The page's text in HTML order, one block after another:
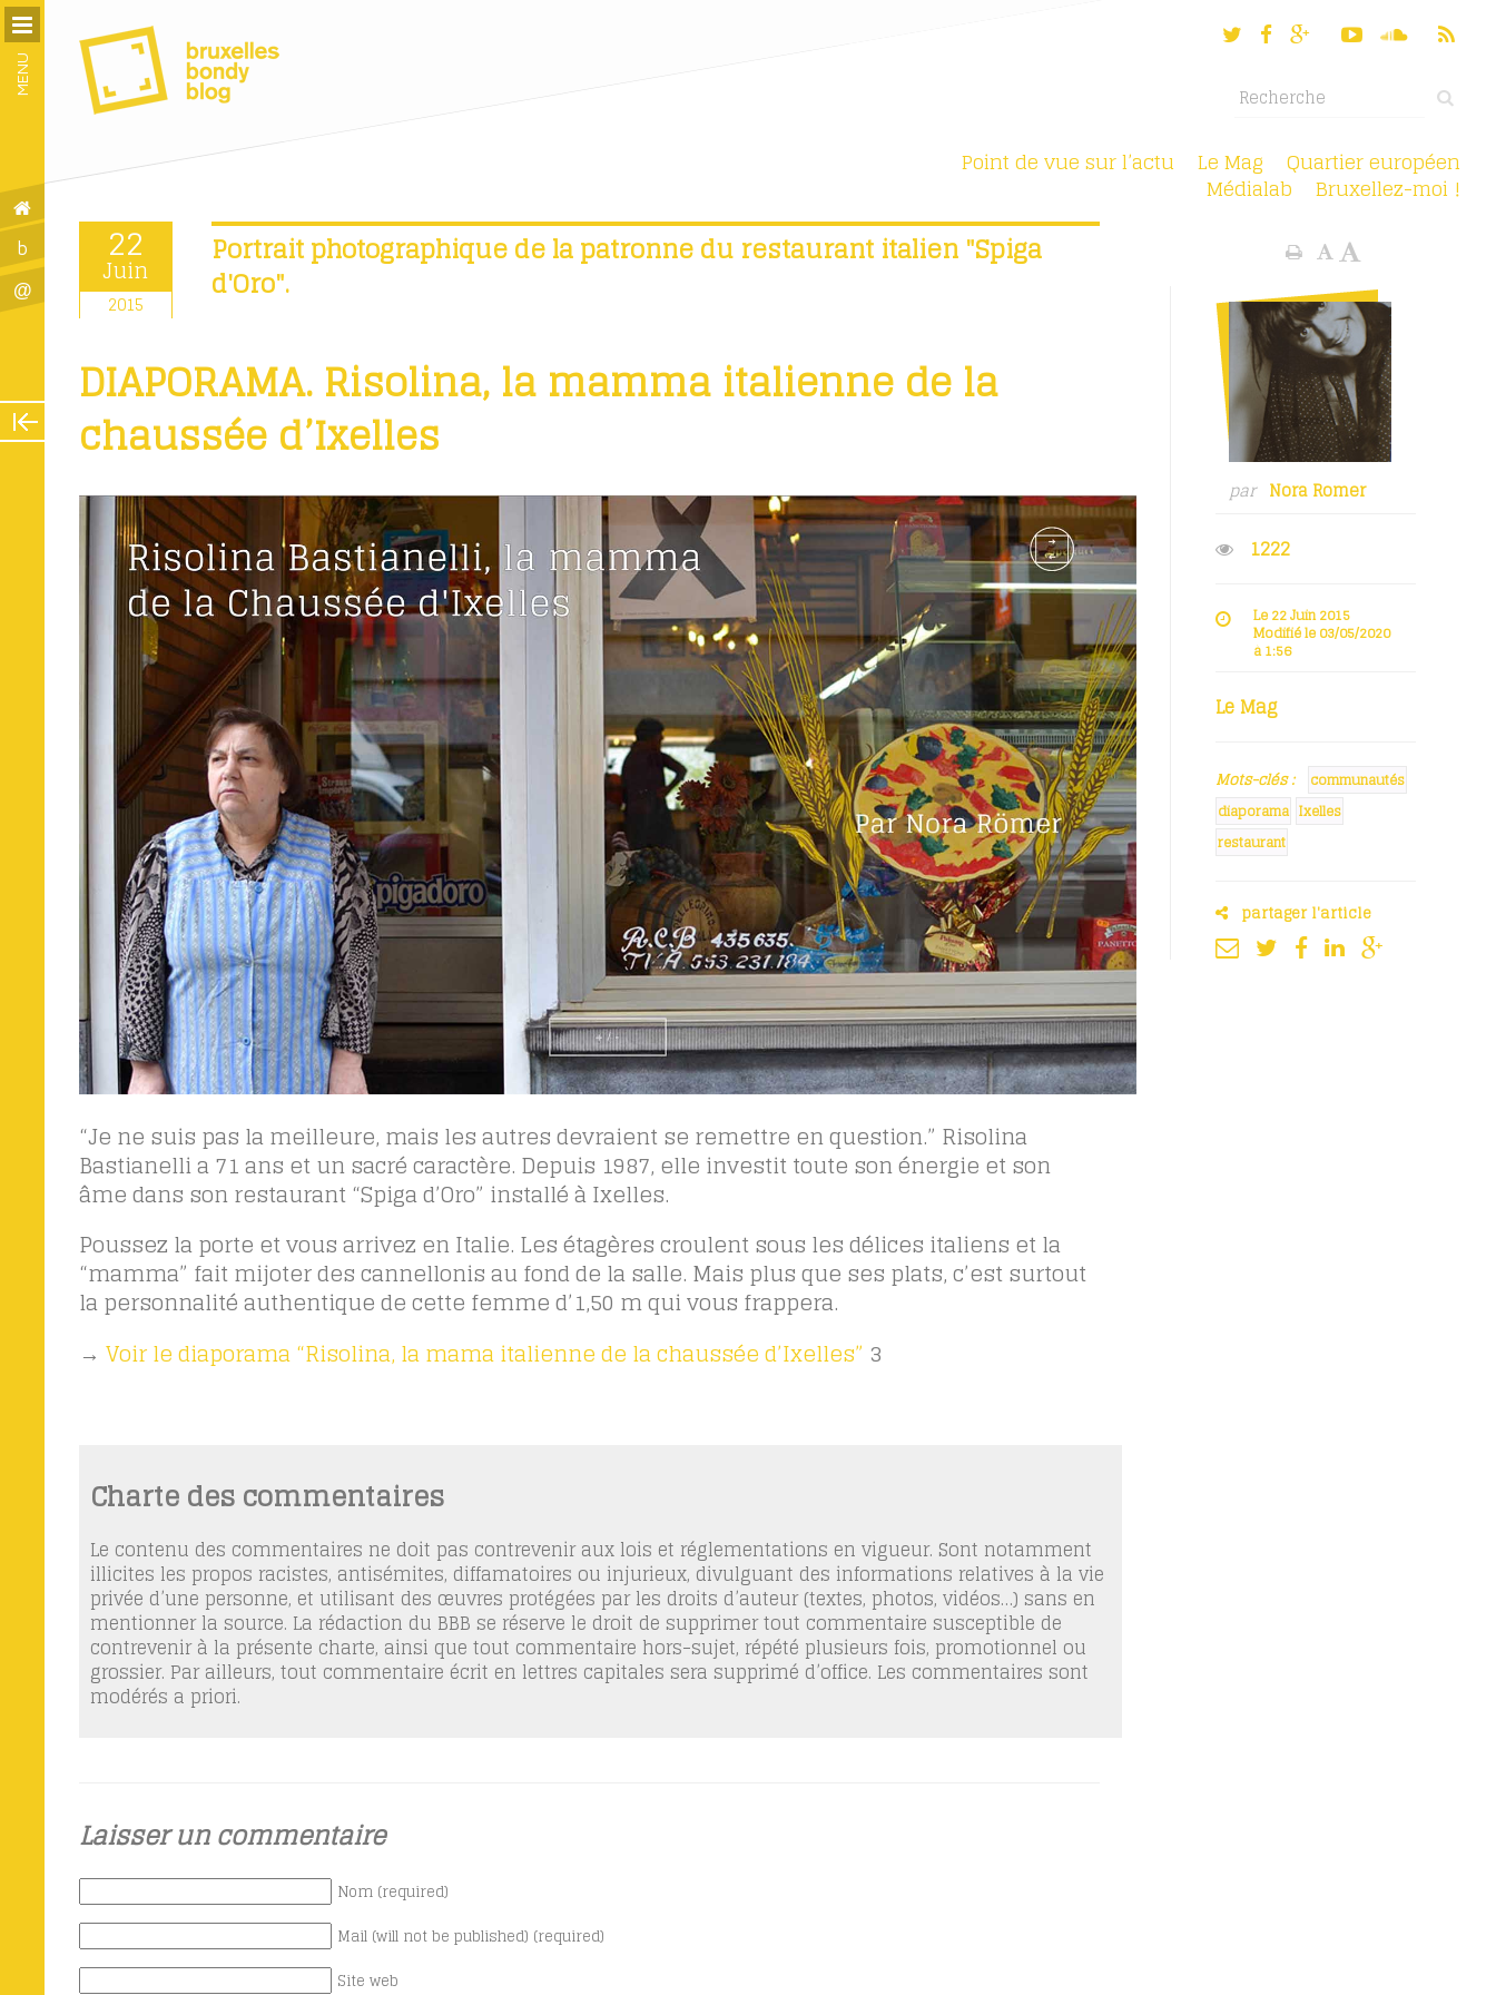
MENU
b
@
Point de vue sur l’actu Le Mag Quartier européen
Médialab Bruxellez-moi !
22
Juin
2015
Portrait photographique de la patronne du restaurant italien "Spiga
d'Oro".
DIAPORAMA. Risolina, la mamma italienne de la
chaussée d’Ixelles
“Je ne suis pas la meilleure, mais les autres devraient se remettre en question.” Risolina
Bastianelli a 71 ans et un sacré caractère. Depuis 1987, elle investit toute son énergie et son
âme dans son restaurant “Spiga d’Oro” installé à Ixelles.
Poussez la porte et vous arrivez en Italie. Les étagères croulent sous les délices italiens et la
“mamma” fait mijoter des cannellonis au fond de la salle. Mais plus que ses plats, c’est surtout
la personnalité authentique de cette femme d’1,50 m qui vous frappera.
→ Voir le diaporama “Risolina, la mama italienne de la chaussée d’Ixelles” 3
Charte des commentaires
Le contenu des commentaires ne doit pas contrevenir aux lois et réglementations en vigueur. Sont notamment
illicites les propos racistes, antisémites, diffamatoires ou injurieux, divulguant des informations relatives à la vie
privée d’une personne, et utilisant des œuvres protégées par les droits d’auteur (textes, photos, vidéos…) sans en
mentionner la source. La rédaction du BBB se réserve le droit de supprimer tout commentaire susceptible de
contrevenir à la présente charte, ainsi que tout commentaire hors-sujet, répété plusieurs fois, promotionnel ou
grossier. Par ailleurs, tout commentaire écrit en lettres capitales sera supprimé d’office. Les commentaires sont
modérés a priori.
Laisser un commentaire
Nom (required)
Mail (will not be published) (required)
Site web
par Nora Romer
1222
Le 22 Juin 2015
Modifié le 03/05/2020
à 1:56
Le Mag
Mots-clés :
communautés
diaporama Ixelles
restaurant
partager l'article